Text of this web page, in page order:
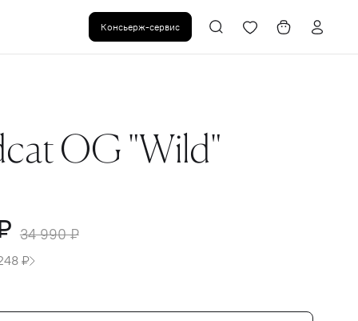
Консьерж-сервис
OG "Wild"
34 990 ₽
₽